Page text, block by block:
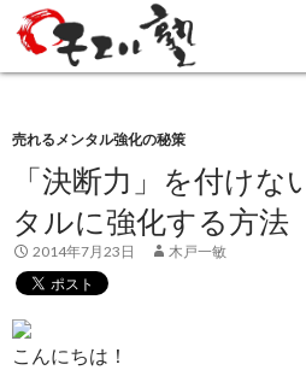
Search
SKIP
TO
売れるメンタル強化の秘策
「決断力」を付けな
タルに強化する方法
2014年7月23日 木戸一敏
こんにちは！